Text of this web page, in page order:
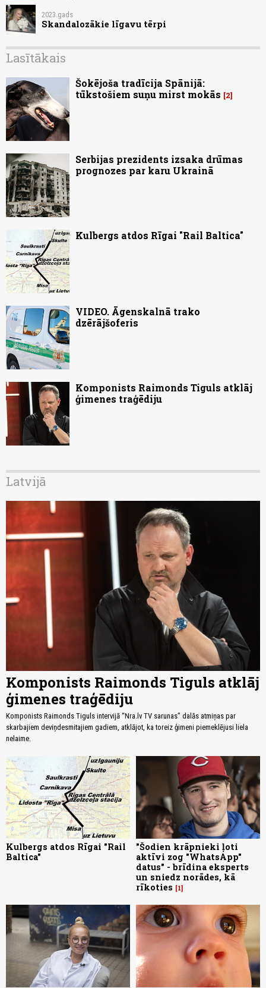
2023.gads
Skandalozākie līgavu tērpi
Lasītākais
Šokējoša tradīcija Spānijā:
tūkstošiem suņu mirst mokās
2
Serbijas prezidents izsaka drūmas
prognozes par karu Ukrainā
Kulbergs atdos Rīgai "Rail Baltica"
VIDEO. Āgenskalnā trako
dzērājšoferis
Komponists Raimonds Tiguls atklāj
ģimenes traģēdiju
Latvijā
Komponists Raimonds Tiguls atklāj
ģimenes traģēdiju
Komponists Raimonds Tiguls intervijā “Nra.lv TV sarunas” dalās atmiņas par
skarbajiem deviņdesmitajiem gadiem, atklājot, ka toreiz ģimeni piemeklējusi liela
nelaime.
Kulbergs atdos Rīgai "Rail
Baltica"
"Šodien krāpnieki ļoti
aktīvi zog "WhatsApp"
datus" - brīdina eksperts
un sniedz norādes, kā
rīkoties
1